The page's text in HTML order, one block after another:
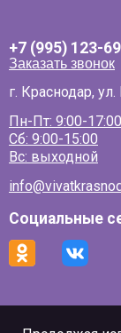
+7 (995) 123-
Заказать звонок
г. Краснодар,
Пн-Пт: 9:00-17:00
Сб: 9:00-15:00
Вс: выходной
Социальные